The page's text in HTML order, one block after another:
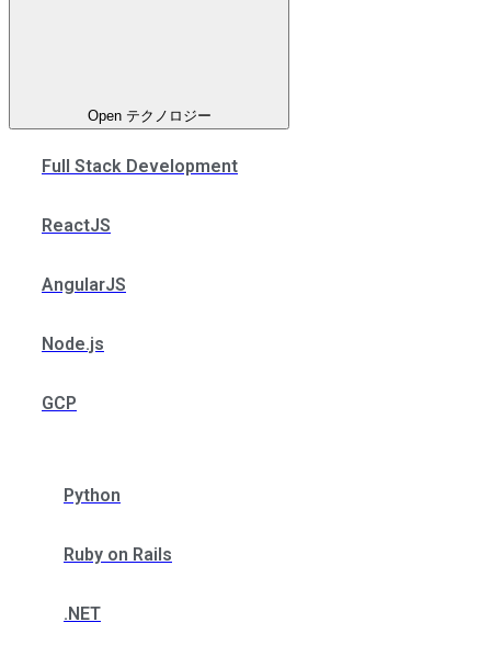
Open テクノロジー
Full Stack Development
ReactJS
AngularJS
Node.js
GCP
Python
Ruby on Rails
.NET